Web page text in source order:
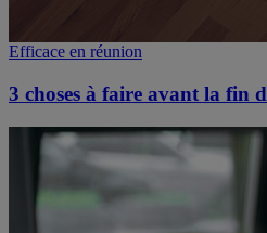
Efficace en réunion
3 choses à faire avant la fin